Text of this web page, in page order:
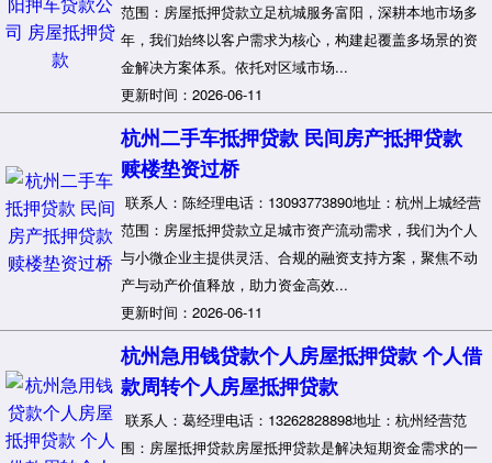
范围：房屋抵押贷款立足杭城服务富阳，深耕本地市场多
年，我们始终以客户需求为核心，构建起覆盖多场景的资
金解决方案体系。依托对区域市场...
更新时间：2026-06-11
杭州二手车抵押贷款 民间房产抵押贷款
赎楼垫资过桥
联系人：陈经理电话：13093773890地址：杭州上城经营
范围：房屋抵押贷款立足城市资产流动需求，我们为个人
与小微企业主提供灵活、合规的融资支持方案，聚焦不动
产与动产价值释放，助力资金高效...
更新时间：2026-06-11
杭州急用钱贷款个人房屋抵押贷款 个人借
款周转个人房屋抵押贷款
联系人：葛经理电话：13262828898地址：杭州经营范
围：房屋抵押贷款房屋抵押贷款是解决短期资金需求的一